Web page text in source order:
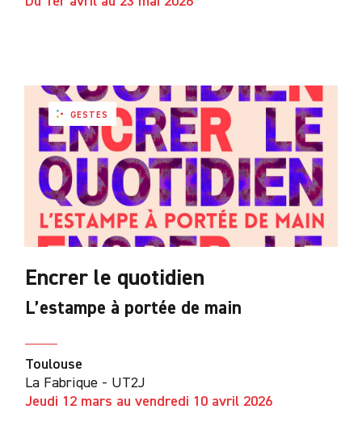
GESTES
Encrer le quotidien
L’estampe à portée de main
Toulouse
La Fabrique - UT2J
Jeudi 12 mars au vendredi 10 avril 2026